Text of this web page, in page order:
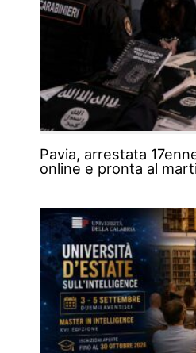
Pavia, arrestata
online e pronta al